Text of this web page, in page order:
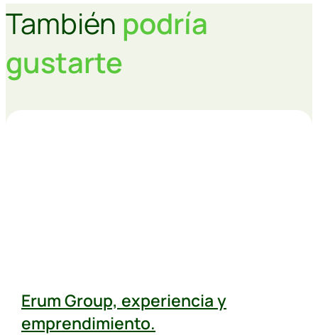
También podría
gustarte
Erum Group, experiencia y
emprendimiento.